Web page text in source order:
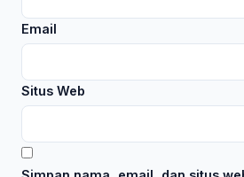
Email
Situs Web